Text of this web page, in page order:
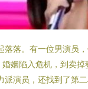
落落。有一位男演员
姻陷入危机，到卖掉
派演员，还找到了第